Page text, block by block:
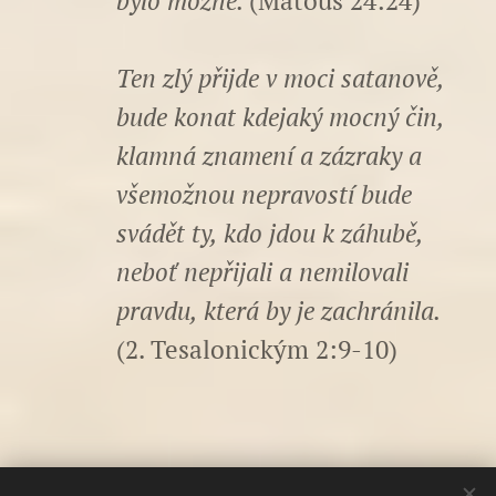
Ten zlý přijde v moci satanově,
bude konat kdejaký mocný čin,
klamná znamení a zázraky a
všemožnou nepravostí bude
svádět ty, kdo jdou k záhubě,
neboť nepřijali a nemilovali
pravdu, která by je zachránila.
(2. Tesalonickým 2:9-10)